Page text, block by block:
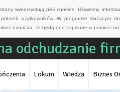
wykorzystują pliki cookies. Używamy
potrzeb użytkowników. W programie służącym
oznacza, że będą one zapisane w pamięci
odchudzanie
Lokum Wiedza Biznes